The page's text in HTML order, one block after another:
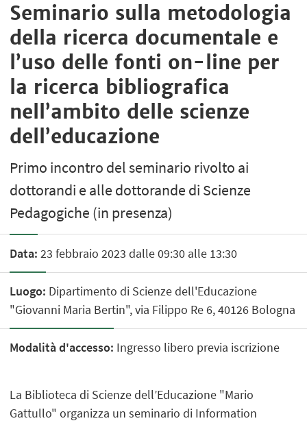
Seminario sulla metodologia
della ricerca documentale e
l’uso delle fonti on-line per
la ricerca bibliografica
nell’ambito delle scienze
dell’educazione
Primo incontro del seminario rivolto ai
dottorandi e alle dottorande di Scienze
Pedagogiche (in presenza)
Data: 23 febbraio 2023 dalle 09:30 alle 13:30
Luogo: Dipartimento di Scienze dell'Educazione
"Giovanni Maria Bertin", via Filippo Re 6, 40126 Bologna
Modalità d'accesso: Ingresso libero previa iscrizione
La Biblioteca di Scienze dell’Educazione "Mario
Gattullo" organizza un seminario di Information